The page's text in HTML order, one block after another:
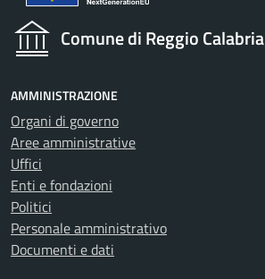
Comune di Reggio Calabria
AMMINISTRAZIONE
Organi di governo
Aree amministrative
Uffici
Enti e fondazioni
Politici
Personale amministrativo
Documenti e dati